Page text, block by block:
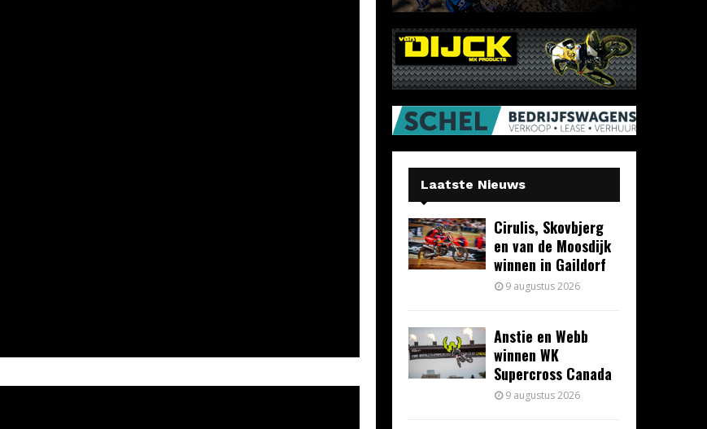
Laatste Nieuws
Cirulis, Skovbjerg
en van de Moosdijk
winnen in Gaildorf
9 augustus 2026
Anstie en Webb
winnen WK
Supercross Canada
9 augustus 2026